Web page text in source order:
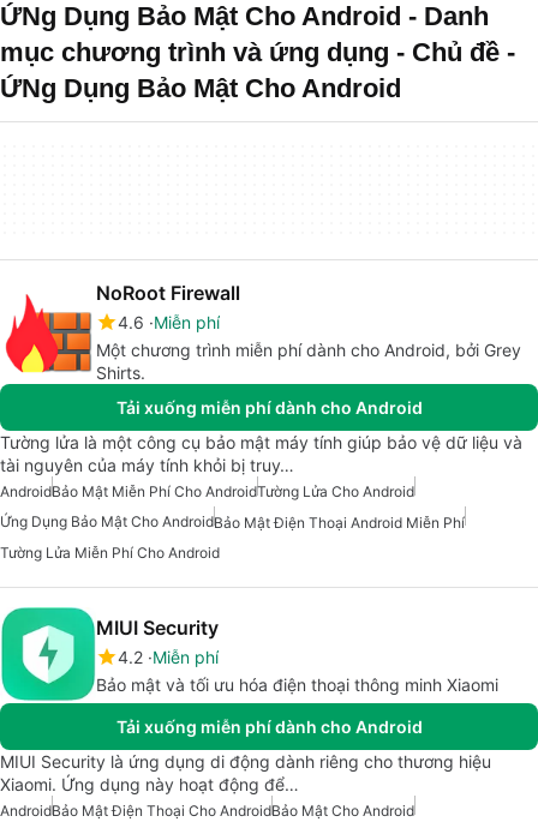
ỨNg Dụng Bảo Mật Cho Android - Danh
mục chương trình và ứng dụng - Chủ đề -
ỨNg Dụng Bảo Mật Cho Android
NoRoot Firewall
4.6 Miễn phí
Một chương trình miễn phí dành cho Android, bởi Grey
Shirts.
Tải xuống miễn phí dành cho Android
Tường lửa là một công cụ bảo mật máy tính giúp bảo vệ dữ liệu và
tài nguyên của máy tính khỏi bị truy…
AndroidBảo Mật Miễn Phí Cho AndroidTường Lửa Cho Android
Ứng Dụng Bảo Mật Cho AndroidBảo Mật Điện Thoại Android Miễn Phí
Tường Lửa Miễn Phí Cho Android
MIUI Security
4.2 Miễn phí
Bảo mật và tối ưu hóa điện thoại thông minh Xiaomi
Tải xuống miễn phí dành cho Android
MIUI Security là ứng dụng di động dành riêng cho thương hiệu
Xiaomi. Ứng dụng này hoạt động để…
AndroidBảo Mật Điện Thoại Cho AndroidBảo Mật Cho Android